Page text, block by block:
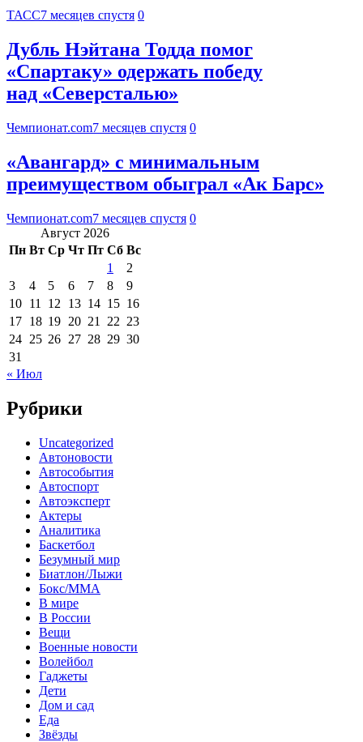
ТАСС7 месяцев спустя 0
Дубль Нэйтана Тодда помог
«Спартаку» одержать победу
над «Северсталью»
Чемпионат.com7 месяцев спустя 0
«Авангард» с минимальным
преимуществом обыграл «Ак Барс»
Чемпионат.com7 месяцев спустя 0
Август 2026
Пн Вт Ср Чт Пт Сб Вс
1
2
3
4 5 6 7 8
9
10 11 12 13 14 15 16
17 18 19 20 21 22 23
24 25 26 27 28 29 30
31
« Июл
Рубрики
Uncategorized
Автоновости
Автособытия
Автоспорт
Автоэксперт
Актеры
Аналитика
Баскетбол
Безумный мир
Биатлон/Лыжи
Бокс/MMA
В мире
В России
Вещи
Военные новости
Волейбол
Гаджеты
Дети
Дом и сад
Еда
Звёзды